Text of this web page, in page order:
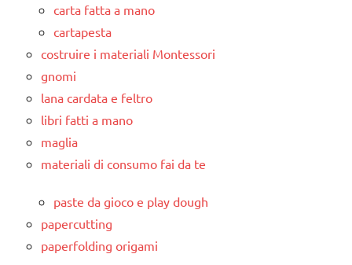
carta fatta a mano
cartapesta
costruire i materiali Montessori
gnomi
lana cardata e feltro
libri fatti a mano
maglia
materiali di consumo fai da te
paste da gioco e play dough
papercutting
paperfolding origami